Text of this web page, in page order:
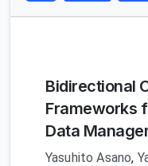
Bidirectional
Frameworks
Data
Yasuhito Asano,